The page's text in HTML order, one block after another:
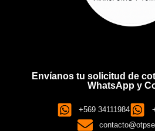
Envíanos tu solicitud de
WhatsApp y
+569 34111984